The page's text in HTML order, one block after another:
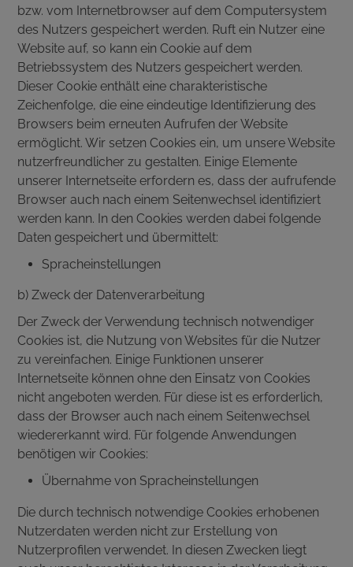
bzw. vom Internetbrowser auf dem Computersystem
des Nutzers gespeichert werden. Ruft ein Nutzer eine
Website auf, so kann ein Cookie auf dem
Betriebssystem des Nutzers gespeichert werden.
Dieser Cookie enthält eine charakteristische
Zeichenfolge, die eine eindeutige Identifizierung des
Browsers beim erneuten Aufrufen der Website
ermöglicht. Wir setzen Cookies ein, um unsere Website
nutzerfreundlicher zu gestalten. Einige Elemente
unserer Internetseite erfordern es, dass der aufrufende
Browser auch nach einem Seitenwechsel identifiziert
werden kann. In den Cookies werden dabei folgende
Daten gespeichert und übermittelt:
Spracheinstellungen
b) Zweck der Datenverarbeitung
Der Zweck der Verwendung technisch notwendiger
Cookies ist, die Nutzung von Websites für die Nutzer
zu vereinfachen. Einige Funktionen unserer
Internetseite können ohne den Einsatz von Cookies
nicht angeboten werden. Für diese ist es erforderlich,
dass der Browser auch nach einem Seitenwechsel
wiedererkannt wird. Für folgende Anwendungen
benötigen wir Cookies:
Übernahme von Spracheinstellungen
Die durch technisch notwendige Cookies erhobenen
Nutzerdaten werden nicht zur Erstellung von
Nutzerprofilen verwendet. In diesen Zwecken liegt